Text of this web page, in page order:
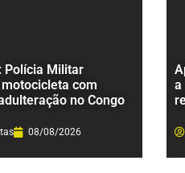
Polícia Militar
com
no Congo
08/08/2026
a